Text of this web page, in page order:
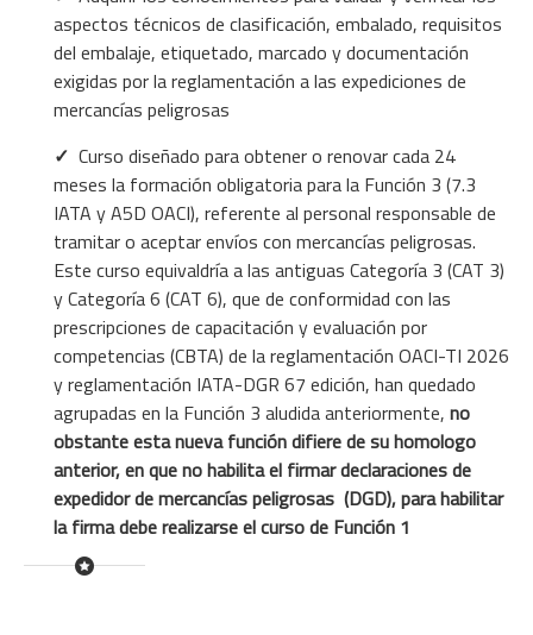
aspectos técnicos de clasificación, embalado, requisitos
del embalaje, etiquetado, marcado y documentación
exigidas por la reglamentación a las expediciones de
mercancías peligrosas
✓ Curso diseñado para obtener o renovar cada 24
meses la formación obligatoria para la Función 3 (7.3
IATA y A5D OACI), referente al personal responsable de
tramitar o aceptar envíos con mercancías peligrosas.
Este curso equivaldría a las antiguas Categoría 3 (CAT 3)
y Categoría 6 (CAT 6), que de conformidad con las
prescripciones de capacitación y evaluación por
competencias (CBTA) de la reglamentación OACI-TI 2026
y reglamentación IATA-DGR 67 edición, han quedado
agrupadas en la Función 3 aludida anteriormente, no
obstante esta nueva función difiere de su homologo
anterior, en que no habilita el firmar declaraciones de
expedidor de mercancías peligrosas (DGD), para habilitar
la firma debe realizarse el curso de Función 1